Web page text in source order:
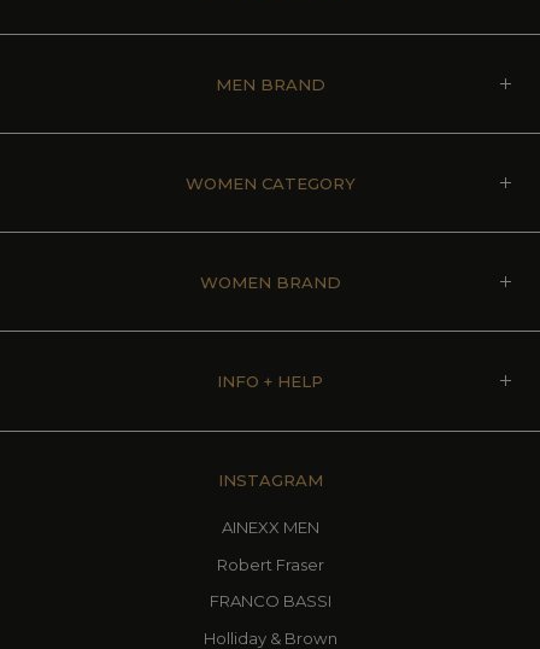
MEN BRAND
WOMEN CATEGORY
WOMEN BRAND
INFO + HELP
INSTAGRAM
AINEXX MEN
Robert Fraser
FRANCO BASSI
Holliday & Brown